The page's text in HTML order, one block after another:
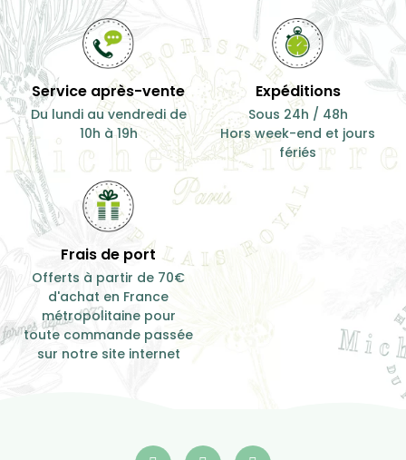
Service après-vente
Du lundi au vendredi de
10h à 19h
Expéditions
Sous 24h / 48h
Hors week-end et jours
fériés
Frais de port
Offerts à partir de 70€
d'achat en France
métropolitaine pour
toute commande passée
sur notre site internet